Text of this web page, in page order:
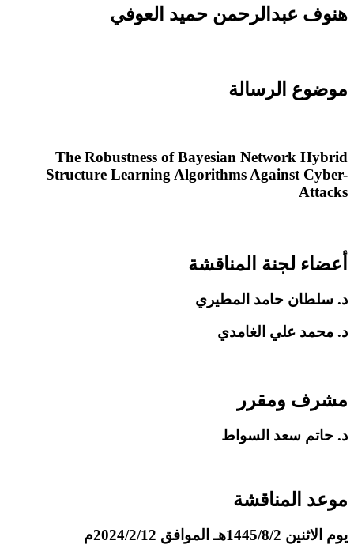
هنوف عبدالرحمن حميد العوفي
موضوع الرسالة
The Robustness of Bayesian Network Hybrid
Structure Learning Algorithms Against Cyber-
Attacks
أعضاء لجنة المناقشة
د. سلطان حامد المطيري
د. محمد علي الغامدي
مشرف ومقرر
د. حاتم سعد السواط
موعد المناقشة
يوم الاثنين 1445/8/2هـ الموافق 2024/2/12م